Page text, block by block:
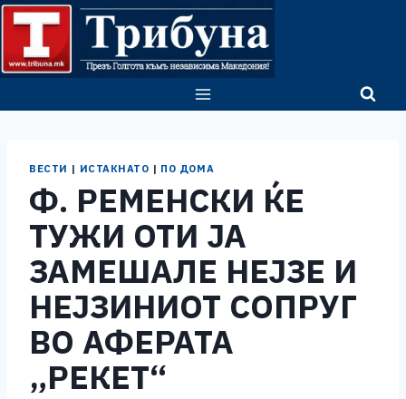
Skip
content
ВЕСТИ | ИСТАКНАТО | ПО ДОМА
Ф. РЕМЕНСКИ ЌЕ
ТУЖИ ОТИ ЈА
ЗАМЕШАЛЕ НЕЈЗЕ И
НЕЈЗИНИОТ СОПРУГ
ВО АФЕРАТА
„РЕКЕТ“